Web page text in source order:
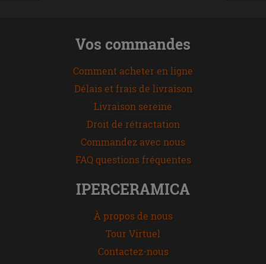
Vos commandes
Comment acheter en ligne
Délais et frais de livraison
Livraison sereine
Droit de rétractation
Commandez avec nous
FAQ questions fréquentes
IPERCERAMICA
À propos de nous
Tour Virtuel
Contactez-nous